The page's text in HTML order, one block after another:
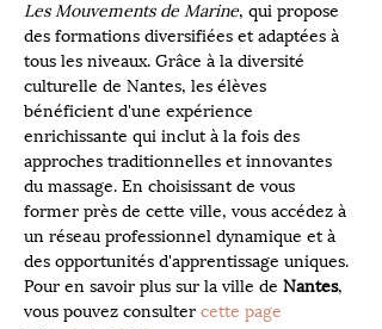
Les Mouvements de Marine, qui propose
des formations diversifiées et adaptées à
tous les niveaux. Grâce à la diversité
culturelle de Nantes, les élèves
bénéficient d'une expérience
enrichissante qui inclut à la fois des
approches traditionnelles et innovantes
du massage. En choisissant de vous
former près de cette ville, vous accédez à
un réseau professionnel dynamique et à
des opportunités d'apprentissage uniques.
Pour en savoir plus sur la ville de Nantes,
vous pouvez consulter cette page